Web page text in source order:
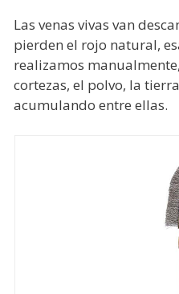
Las venas vivas van
pierden el rojo natural,
realizamos
cortezas, el polvo, la
acumulando entre ellas.